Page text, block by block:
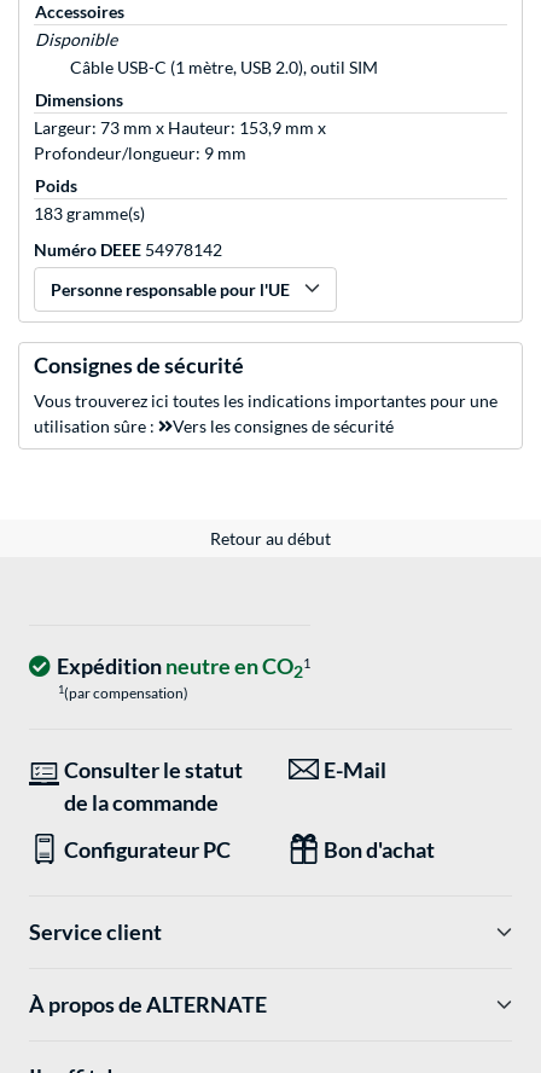
Accessoires
Disponible
Câble USB-C (1 mètre, USB 2.0), outil SIM
Dimensions
Largeur: 73 mm x Hauteur: 153,9 mm x
Profondeur/longueur: 9 mm
Poids
183 gramme(s)
Numéro DEEE 54978142
Personne responsable pour l'UE
Consignes de sécurité
Vous trouverez ici toutes les indications importantes pour une
utilisation sûre :
Vers les consignes de sécurité
Retour au début
Expéditionneutre en CO21
1(par compensation)
Consulter le statut
de la commande
E-Mail
Configurateur PC Bon d'achat
Service client
À propos de ALTERNATE